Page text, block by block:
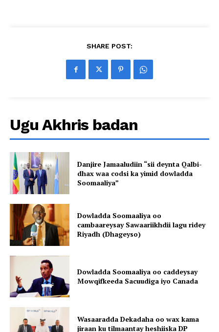
SHARE POST:
Ugu Akhris badan
Danjire Jamaaludiin “sii deynta Qalbi-
dhax waa codsi ka yimid dowladda
Soomaaliya”
Dowladda Soomaaliya oo
cambaareysay Sawaariikhdii lagu ridey
Riyadh (Dhageyso)
Dowladda Soomaaliya oo caddeysay
Mowqifkeeda Sacuudiga iyo Canada
Wasaaradda Dekadaha oo wax kama
jiraan ku tilmaantay heshiiska DP